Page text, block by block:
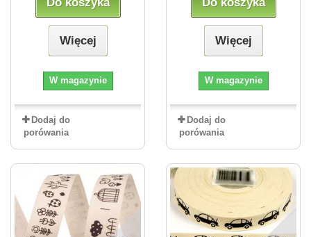
Więcej
W magazynie
Dodaj do
porówania
Więcej
W magazynie
Dodaj do
porówania